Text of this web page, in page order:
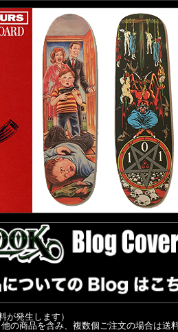
が発生します）
の商品を含み、複数個ご注文の場合は